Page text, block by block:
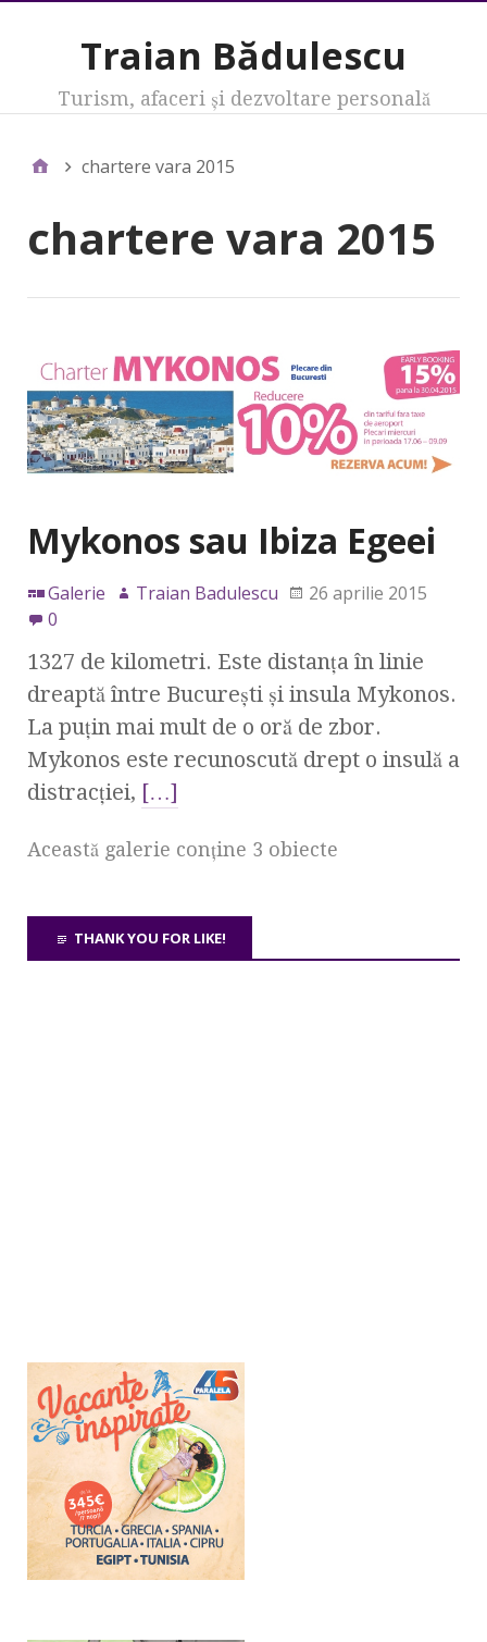
Traian Bădulescu
Turism, afaceri şi dezvoltare personală
chartere vara 2015
chartere vara 2015
Mykonos sau Ibiza Egeei
Galerie Traian Badulescu
26 aprilie 2015
0
1327 de kilometri. Este distanţa în linie
dreaptă între Bucureşti şi insula Mykonos.
La puţin mai mult de o oră de zbor.
Mykonos este recunoscută drept o insulă a
distracţiei, […]
Această galerie conţine 3 obiecte
THANK YOU FOR LIKE!